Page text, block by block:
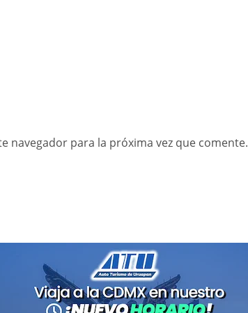
navegador para la próxima vez que comente.